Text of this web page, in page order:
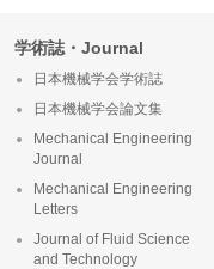
学術誌・Journal
日本機械学会学術誌
日本機械学会論文集
Mechanical Engineering
Journal
Mechanical Engineering
Letters
Journal of Fluid Science
and Technology